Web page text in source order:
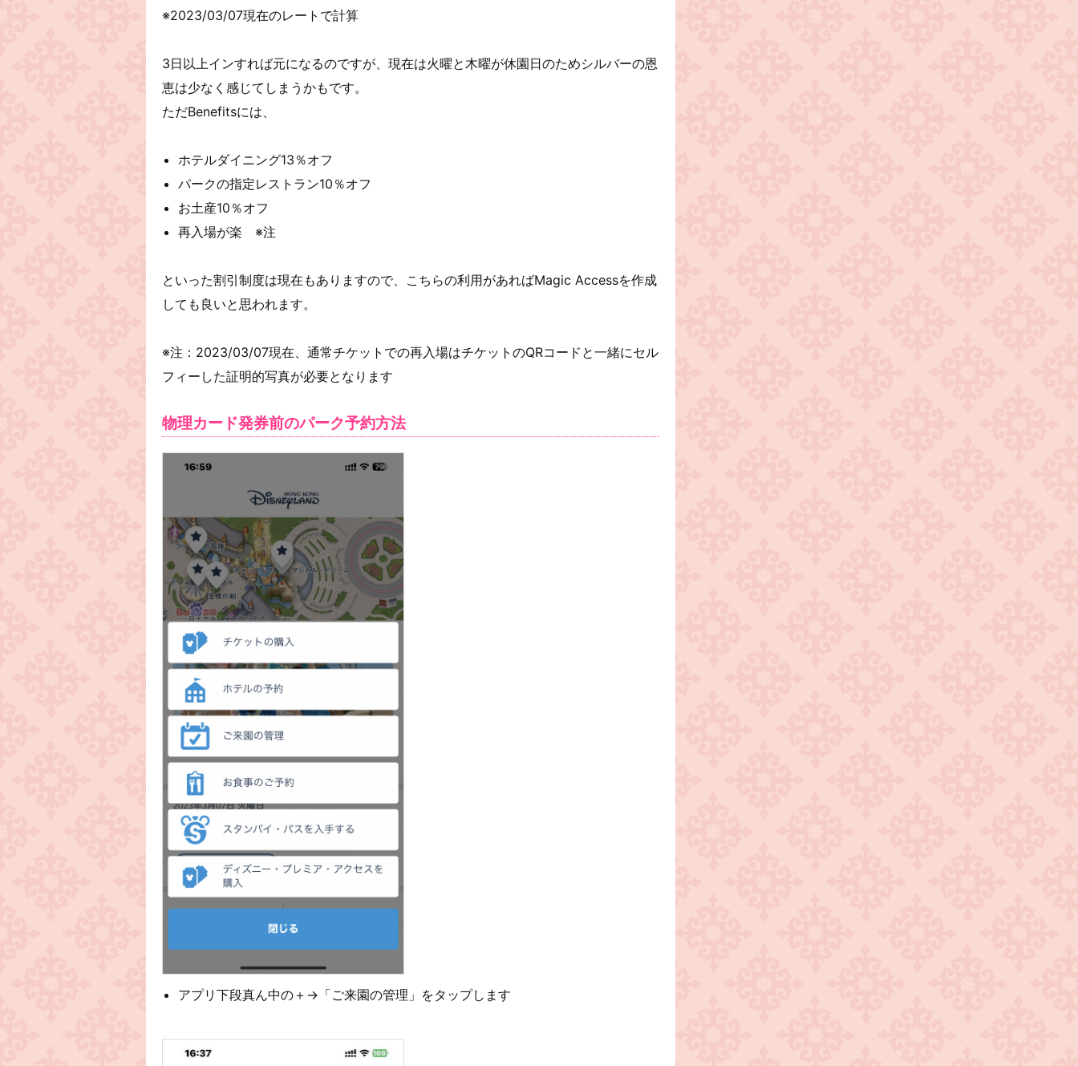
※2023/03/07現在のレートで計算
3日以上インすれば元になるのですが、現在は火曜と木曜が休園日のためシルバーの恩
恵は少なく感じてしまうかもです。
ただBenefitsには、
ホテルダイニング13％オフ
パークの指定レストラン10％オフ
お土産10％オフ
再入場が楽 ※注
といった割引制度は現在もありますので、こちらの利用があればMagic Accessを作成
しても良いと思われます。
※注：2023/03/07現在、通常チケットでの再入場はチケットのQRコードと一緒にセル
フィーした証明的写真が必要となります
物理カード発券前のパーク予約方法
アプリ下段真ん中の＋→「ご来園の管理」をタップします